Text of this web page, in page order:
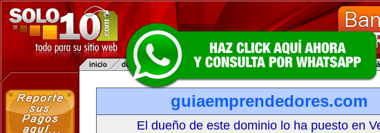
guiaemprendedores.com
El dueño de este dominio lo ha puesto en